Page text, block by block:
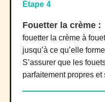
Étape 4
Fouetter la crème :
fouetter la crème à
jusqu’à ce qu’elle
S’assurer que les
parfaitement propres